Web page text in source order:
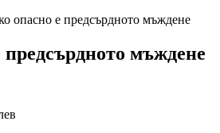
опасно е предсърдното мъждене
мъждене